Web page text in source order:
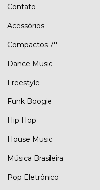
Contato
Acessórios
Compactos 7''
Dance Music
Freestyle
Funk Boogie
Hip Hop
House Music
Música Brasileira
Pop Eletrônico